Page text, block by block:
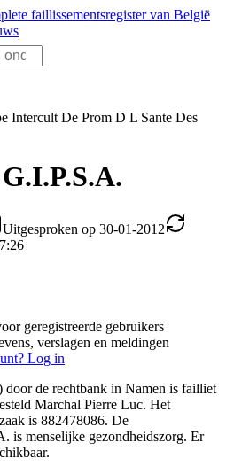
faillissementsregister van België
Intercult De Prom D L Sante Des
G.I.P.S.A.
Uitgesproken op 30-01-2012
geregistreerde gebruikers
verslagen en meldingen
Log in
de rechtbank in Namen is failliet
Marchal Pierre Luc. Het
is 882478086. De
is menselijke gezondheidszorg. Er